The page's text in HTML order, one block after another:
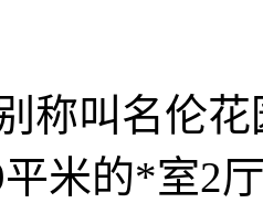
称叫名伦
米的*室2